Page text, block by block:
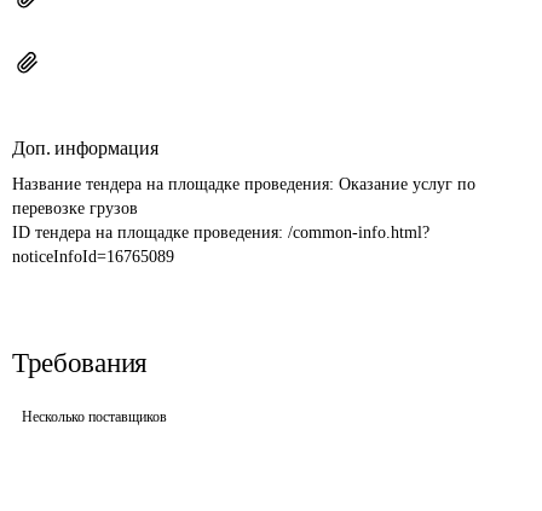
Доп. информация
Название тендера на площадке проведения: Оказание услуг по
перевозке грузов
ID тендера на площадке проведения: /common-info.html?
noticeInfoId=16765089
Требования
Несколько поставщиков